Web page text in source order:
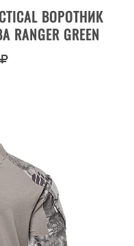
ВОРОТНИК
GREEN